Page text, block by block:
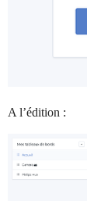
A l’édition :